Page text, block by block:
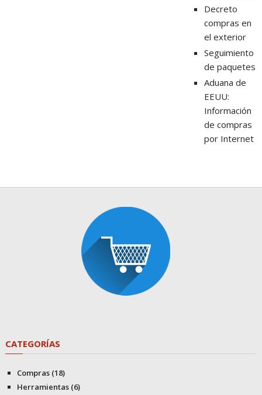
Decreto
compras en
el exterior
Seguimiento
de paquetes
Aduana de
EEUU:
Información
de compras
por Internet
CATEGORÍAS
Compras(18)
Herramientas(6)